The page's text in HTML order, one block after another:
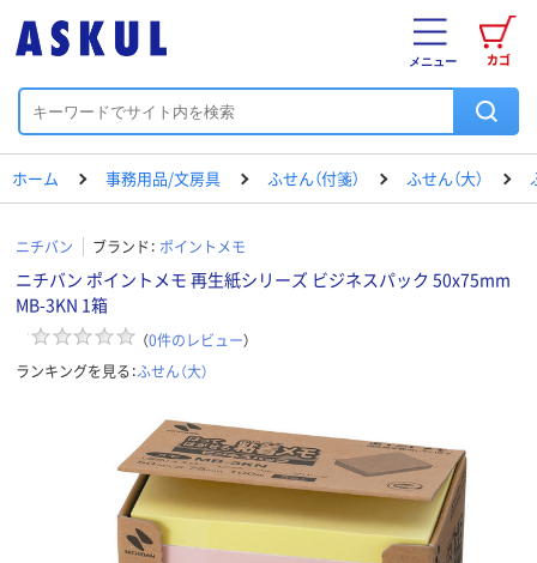
カゴ
メニュー
ホーム 事務用品/文房具 ふせん（付箋） ふせん（大）
ニチバン ブランド： ポイントメモ
ニチバン ポイントメモ 再生紙シリーズ ビジネスパック 50x75mm
MB-3KN 1箱
（0件のレビュー）
ランキングを見る：ふせん（大）